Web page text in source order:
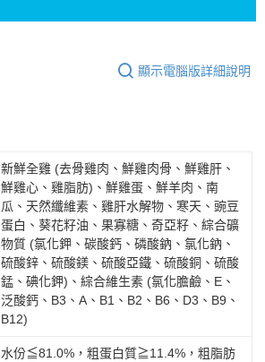
顯示電腦版詳細說明
新鮮全雞 (去骨雞肉、鮮雞肉骨、鮮雞肝、
鮮雞心、雞脂肪)、鮮雞蛋、鮮羊肉、南
瓜、天然纖維素、雞肝水解物、寒天、豌豆
蛋白、葵花籽油、果寡糖、奇亞籽、綜合礦
物質 (氯化鉀、碳酸鈣、磷酸鈉、氯化鈉、
硫酸鋅、硫酸鎂、硫酸亞鐵、硫酸銅、硫酸
錳、碘化鉀)、綜合維生素 (氯化膽鹼、E、
泛酸鈣、B3、A、B1、B2、B6、D3、B9、
B12)
水份≦81.0%，粗蛋白質≧11.4%，粗脂肪